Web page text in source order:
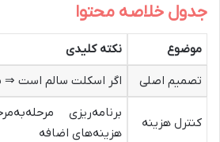
جدول خلاصه محتوا
موضوع
نکته کلیدی
تصمیم اصلی
اگر اسکلت سالم است ⇒
کنترل هزینه
برنامه‌ریزی
هزینه‌های اضافه